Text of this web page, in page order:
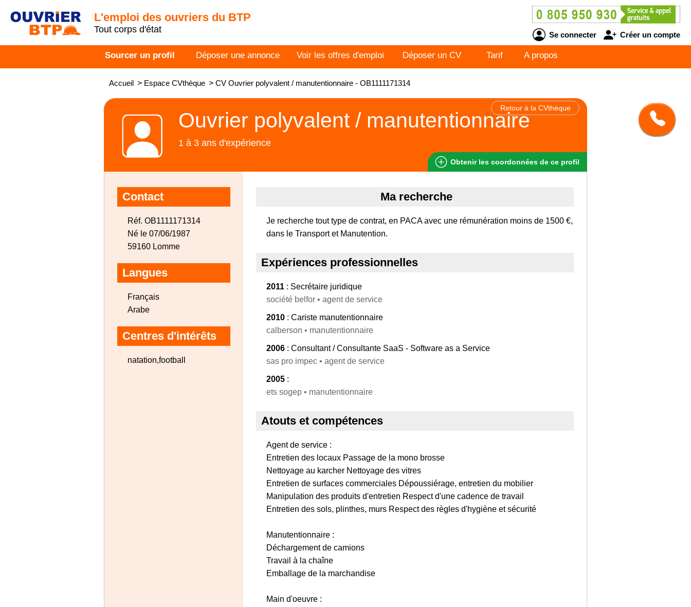
L'emploi des ouvriers du BTP
Tout corps d'état
Se connecter Créer un compte
Sourcer un profil Déposer une annonce Voir les offres d'emploi Déposer un CV Tarif A propos
Accueil > Espace CVthèque > CV Ouvrier polyvalent / manutentionnaire - OB1111171314
Retour à la CVthèque
Ouvrier polyvalent / manutentionnaire
1 à 3 ans d'expérience
Obtenir les coordonnées de ce profil
Contact
Réf. OB1111171314
Né le 07/06/1987
59160 Lomme
Langues
Français
Arabe
Centres d'intérêts
natation,football
Ma recherche
Je recherche tout type de contrat, en PACA avec une rémunération moins de 1500 €,
dans le Transport et Manutention.
Expériences professionnelles
2011 : Secrétaire juridique
société belfor • agent de service
2010 : Cariste manutentionnaire
calberson • manutentionnaire
2006 : Consultant / Consultante SaaS - Software as a Service
sas pro impec • agent de service
2005 :
ets sogep • manutentionnaire
Atouts et compétences
Agent de service :
Entretien des locaux Passage de la mono brosse
Nettoyage au karcher Nettoyage des vitres
Entretien de surfaces commerciales Dépoussiérage, entretien du mobilier
Manipulation des produits d'entretien Respect d'une cadence de travail
Entretien des sols, plinthes, murs Respect des règles d'hygiène et sécurité
Manutentionnaire :
Déchargement de camions
Travail à la chaîne
Emballage de la marchandise
Main d'oeuvre :